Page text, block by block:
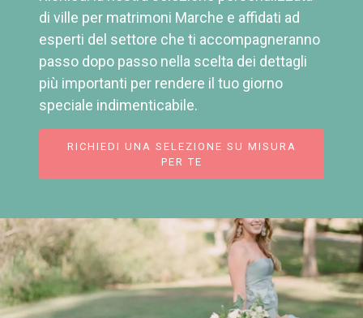
di ville per matrimoni Marche e affidati ad
esperti del settore che ti accompagneranno
passo dopo passo nella scelta dei dettagli
più importanti per rendere il tuo giorno
speciale indimenticabile.
RICHIEDI UNA SELEZIONE SU MISURA
PER TE